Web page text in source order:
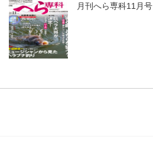
月刊へら専科11月号